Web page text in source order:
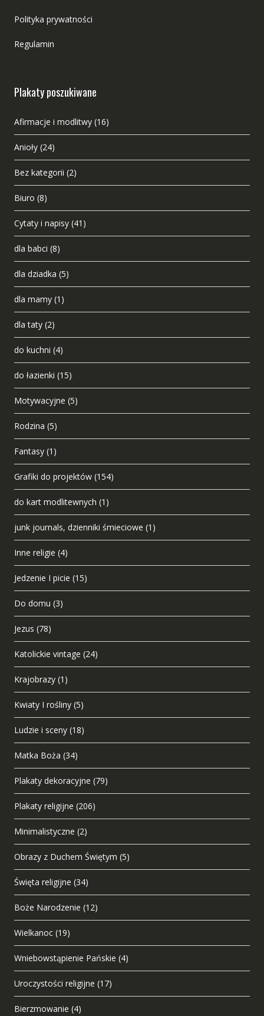
Polityka prywatności
Regulamin
Plakaty poszukiwane
Afirmacje i modlitwy (16)
Anioły (24)
Bez kategorii (2)
Biuro (8)
Cytaty i napisy (41)
dla babci (8)
dla dziadka (5)
dla mamy (1)
dla taty (2)
do kuchni (4)
do łazienki (15)
Motywacyjne (5)
Rodzina (5)
Fantasy (1)
Grafiki do projektów (154)
do kart modlitewnych (1)
junk journals, dzienniki śmieciowe (1)
Inne religie (4)
Jedzenie I picie (15)
Do domu (3)
Jezus (78)
Katolickie vintage (24)
Krajobrazy (1)
Kwiaty I rośliny (5)
Ludzie i sceny (18)
Matka Boża (34)
Plakaty dekoracyjne (79)
Plakaty religijne (206)
Minimalistyczne (2)
Obrazy z Duchem Świętym (5)
Święta religijne (34)
Boże Narodzenie (12)
Wielkanoc (19)
Wniebowstąpienie Pańskie (4)
Uroczystości religijne (17)
Bierzmowanie (4)